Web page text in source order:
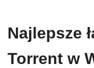
Najlepsze
Torrent w